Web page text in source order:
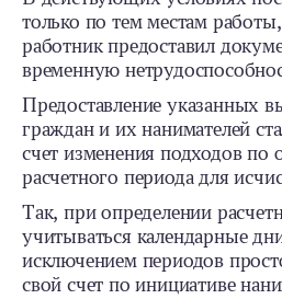
только по тем местам
работник предоставил
временную
Предоставление указанных
граждан и их нанимателей
счет изменения подходов по
расчетного периода для
Так, при определении
учитываться календарные
исключением периодов
свой счет по инициативе